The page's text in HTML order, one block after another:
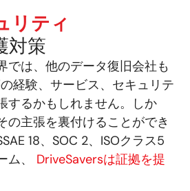
リティ
対策
では、他のデータ復旧会社も
経験、サービス、セキュリテ
するかもしれません。しか
の主張を裏付けることができ
18、SOC 2、ISOクラス5
ム、 DriveSaversは証拠を提